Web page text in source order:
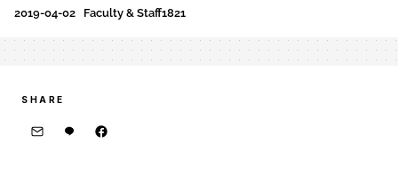
2019-04-02 Faculty & Staff1821
SHARE